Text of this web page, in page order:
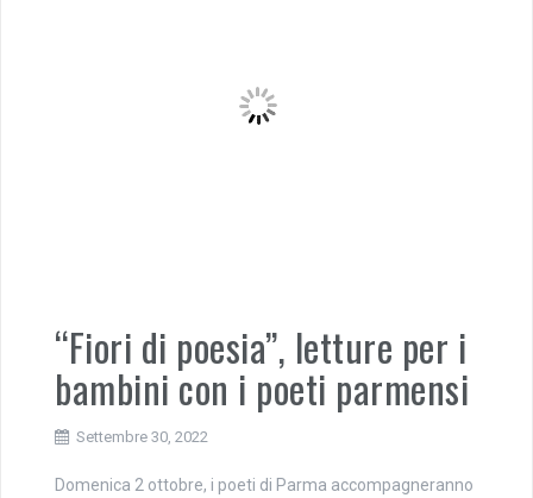
“Fiori di poesia”, letture per i
bambini con i poeti parmensi
Settembre 30, 2022
Domenica 2 ottobre, i poeti di Parma accompagneranno